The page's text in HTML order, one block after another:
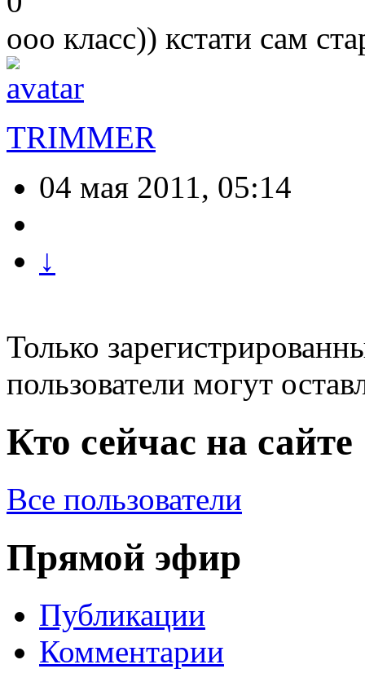
ооо класс)) кстати сам
TRIMMER
04 мая 2011, 05:14
↓
Только
пользователи могут
Кто сейчас на сайте
Все пользователи
Прямой эфир
Публикации
Комментарии